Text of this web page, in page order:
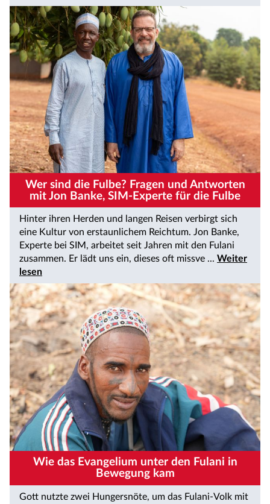
Wer sind die Fulbe? Fragen und Antworten
mit Jon Banke, SIM-Experte für die Fulbe
Hinter ihren Herden und langen Reisen verbirgt sich
eine Kultur von erstaunlichem Reichtum. Jon Banke,
Experte bei SIM, arbeitet seit Jahren mit den Fulani
zusammen. Er lädt uns ein, dieses oft missve ... Weiter
lesen
Wie das Evangelium unter den Fulani in
Bewegung kam
Gott nutzte zwei Hungersnöte, um das Fulani-Volk mit